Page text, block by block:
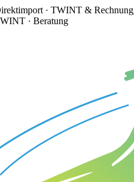
· TWINT & Rechnung
· Beratung